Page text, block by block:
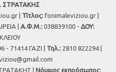
ΣΤΡΑΤΑΚΗΣ
| Τίτλος:fonimaleviziou.gr |
| Α.Φ.Μ.: 038839100 - ΔΟΥ:
- 71414 ΓΑΖΙ | Τηλ.: 2810 822294 |
| Νόμιμος εκπρόσωπος: